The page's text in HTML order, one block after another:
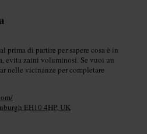
di partire per sapere cosa è in
evita zaini voluminosi. Se vuoi un
nelle vicinanze per completare
EH10 4HP, UK